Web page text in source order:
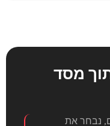
מסד
נבחר את